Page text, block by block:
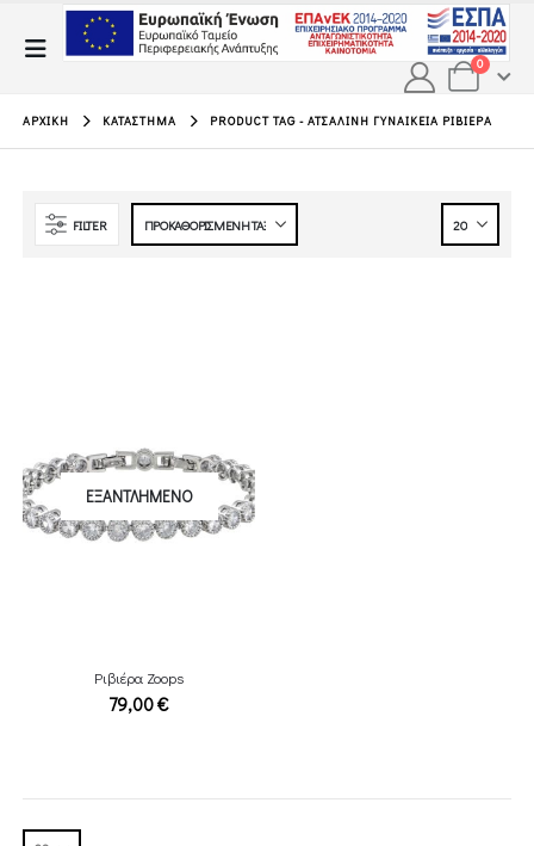
0
ΑΡΧΙΚΉ ΚΑΤΆΣΤΗΜΑ PRODUCT TAG -ΑΤΣΑΛΙΝΗ ΓΥΝΑΙΚΕΊΑ ΡΙΒΙΈΡΑ
FILTER
ΕΞΑΝΤΛΗΜΈΝΟ
Ριβιέρα Zoops
79,00€